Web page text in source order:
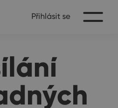
Přihlásit se